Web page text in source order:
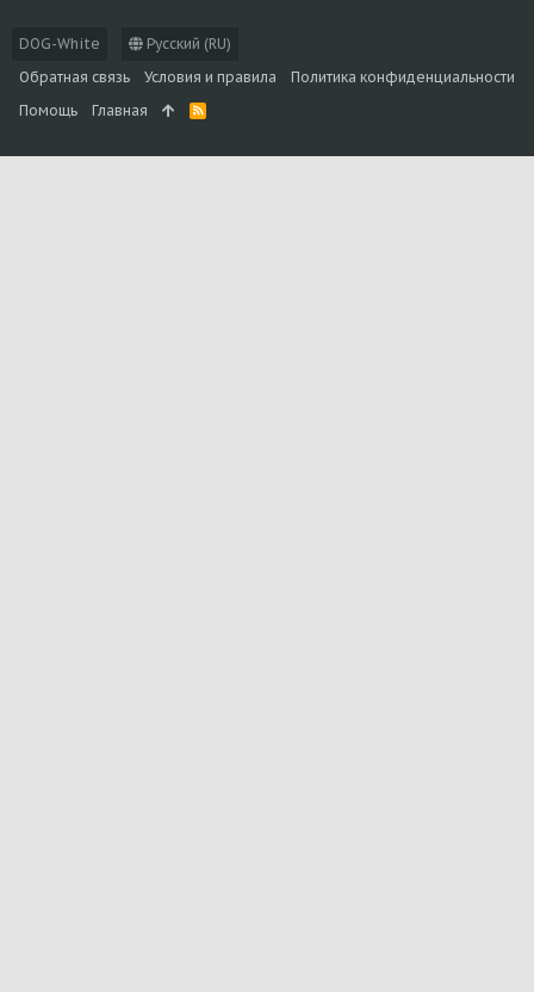
DOG-White
Русский (RU)
Обратная связь
Условия и правила
Политика конфиденциальности
Помощь
Главная
R
S